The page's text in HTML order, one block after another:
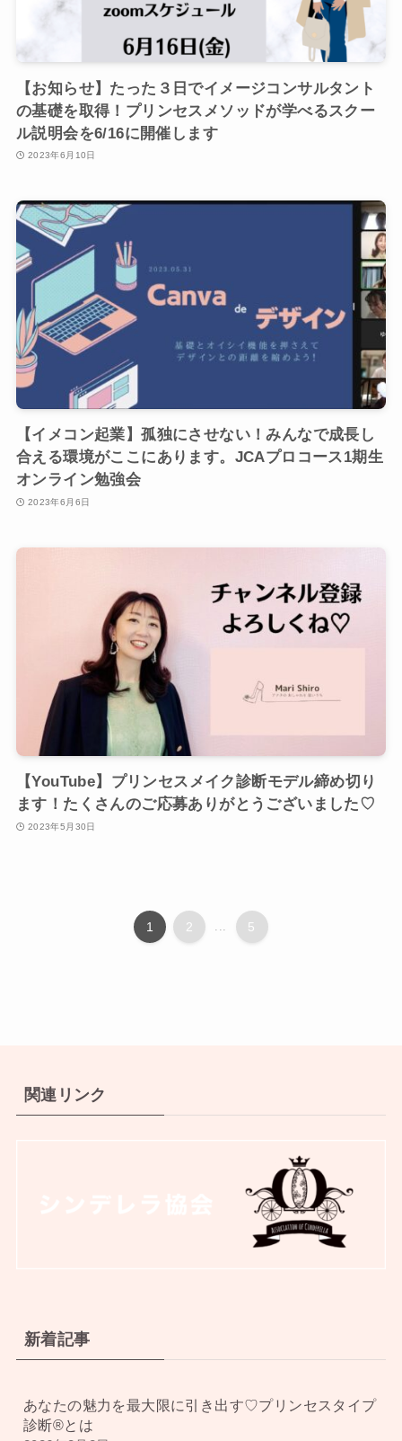
【お知らせ】たった３日でイメージコンサルタント
の基礎を取得！プリンセスメソッドが学べるスクー
ル説明会を6/16に開催します
2023年6月10日
【イメコン起業】孤独にさせない！みんなで成長し
合える環境がここにあります。JCAプロコース1期生
オンライン勉強会
2023年6月6日
【YouTube】プリンセスメイク診断モデル締め切り
ます！たくさんのご応募ありがとうございました♡
2023年5月30日
1 2 5
関連リンク
新着記事
あなたの魅力を最大限に引き出す♡プリンセスタイプ
診断®︎とは